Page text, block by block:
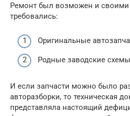
Ремонт был возможен и своими
требовались:
Оригинальные
Родные заводские
И если запчасти можно было
авторазборки, то техническая
представляла настоящий